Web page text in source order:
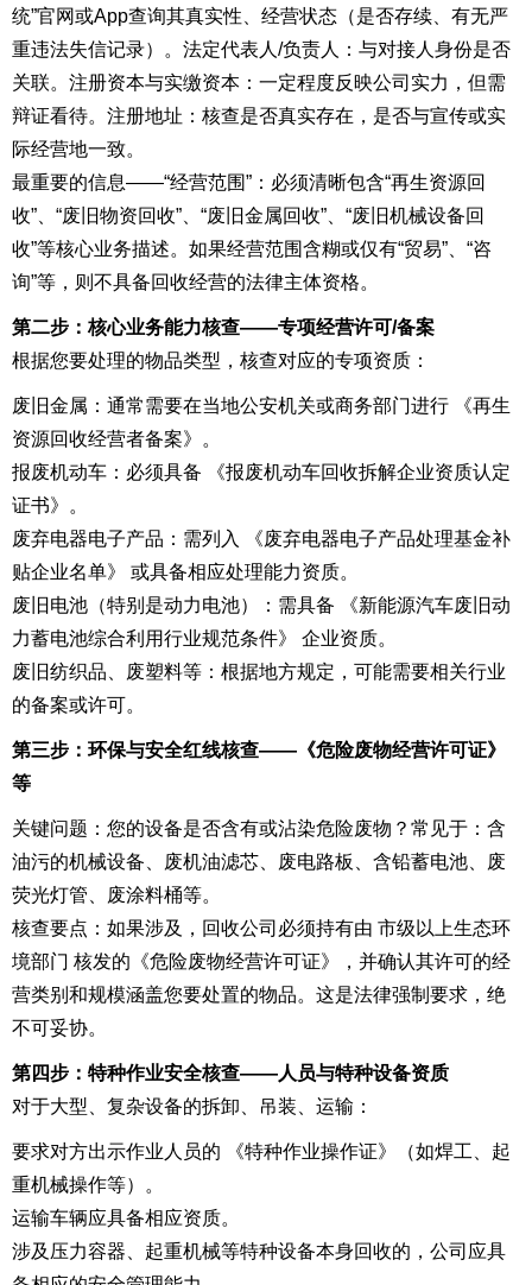
统”官网或App查询其真实性、经营状态（是否存续、有无严
重违法失信记录）。法定代表人/负责人：与对接人身份是否
关联。注册资本与实缴资本：一定程度反映公司实力，但需
辩证看待。注册地址：核查是否真实存在，是否与宣传或实
际经营地一致。
最重要的信息——“经营范围”：必须清晰包含“再生资源回
收”、“废旧物资回收”、“废旧金属回收”、“废旧机械设备回
收”等核心业务描述。如果经营范围含糊或仅有“贸易”、“咨
询”等，则不具备回收经营的法律主体资格。
第二步：核心业务能力核查——专项经营许可/备案
根据您要处理的物品类型，核查对应的专项资质：
废旧金属：通常需要在当地公安机关或商务部门进行 《再生
资源回收经营者备案》。
报废机动车：必须具备 《报废机动车回收拆解企业资质认定
证书》。
废弃电器电子产品：需列入 《废弃电器电子产品处理基金补
贴企业名单》 或具备相应处理能力资质。
废旧电池（特别是动力电池）：需具备 《新能源汽车废旧动
力蓄电池综合利用行业规范条件》 企业资质。
废旧纺织品、废塑料等：根据地方规定，可能需要相关行业
的备案或许可。
第三步：环保与安全红线核查——《危险废物经营许可证》
等
关键问题：您的设备是否含有或沾染危险废物？常见于：含
油污的机械设备、废机油滤芯、废电路板、含铅蓄电池、废
荧光灯管、废涂料桶等。
核查要点：如果涉及，回收公司必须持有由 市级以上生态环
境部门 核发的《危险废物经营许可证》，并确认其许可的经
营类别和规模涵盖您要处置的物品。这是法律强制要求，绝
不可妥协。
第四步：特种作业安全核查——人员与特种设备资质
对于大型、复杂设备的拆卸、吊装、运输：
要求对方出示作业人员的 《特种作业操作证》（如焊工、起
重机械操作等）。
运输车辆应具备相应资质。
涉及压力容器、起重机械等特种设备本身回收的，公司应具